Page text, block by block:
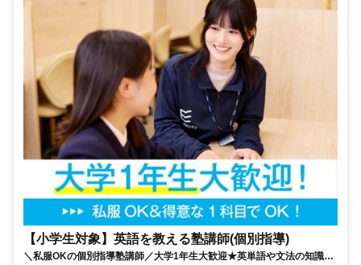
【小学生対象】英語を教える塾講師(個別指導)
＼私服OKの個別指導塾講師／大学1年生大歓迎★英単語や文法の知識を